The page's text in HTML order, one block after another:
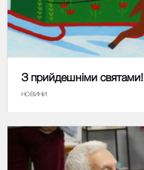
З прийдешніми святами!
НОВИНИ